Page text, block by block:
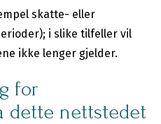
skatte- eller
i slike tilfeller vil
ikke lenger gjelder.
for
dette nettstedet